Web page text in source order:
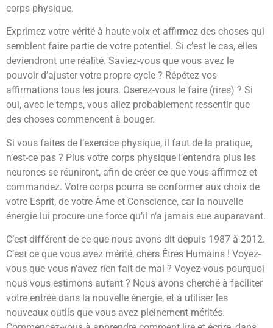
corps physique.
Exprimez votre vérité à haute voix et affirmez des choses qui
semblent faire partie de votre potentiel. Si c’est le cas, elles
deviendront une réalité. Saviez-vous que vous avez le
pouvoir d’ajuster votre propre cycle ? Répétez vos
affirmations tous les jours. Oserez-vous le faire (rires) ? Si
oui, avec le temps, vous allez probablement ressentir que
des choses commencent à bouger.
Si vous faites de l’exercice physique, il faut de la pratique,
n’est-ce pas ? Plus votre corps physique l’entendra plus les
neurones se réuniront, afin de créer ce que vous affirmez et
commandez. Votre corps pourra se conformer aux choix de
votre Esprit, de votre Âme et Conscience, car la nouvelle
énergie lui procure une force qu’il n’a jamais eue auparavant.
C’est différent de ce que nous avons dit depuis 1987 à 2012.
C’est ce que vous avez mérité, chers Êtres Humains ! Voyez-
vous que vous n’avez rien fait de mal ? Voyez-vous pourquoi
nous vous estimons autant ? Nous avons cherché à faciliter
votre entrée dans la nouvelle énergie, et à utiliser les
nouveaux outils que vous avez pleinement mérités.